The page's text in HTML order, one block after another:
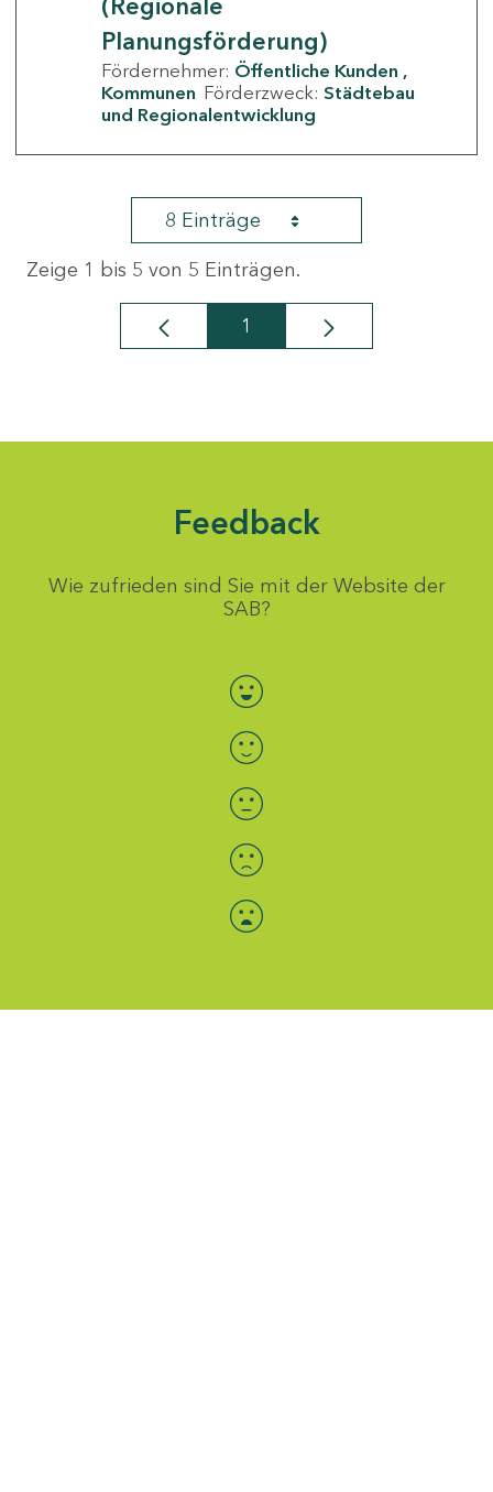
(Regionale
Planungsförderung)
Fördernehmer: Öffentliche Kunden
Kommunen Förderzweck: Städtebau
und Regionalentwicklung
8 Einträge
Zeige 1 bis 5 von 5 Einträgen.
Seite
1
Feedback
Wie zufrieden sind Sie mit der Website der
SAB?
Bewertung auswählen